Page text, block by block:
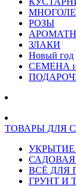
РОЗЫ
ЗЛАКИ
Новый год
СЕМЕНА
ТОВАРЫ ДЛЯ
ВСЁ ДЛЯ
ГРУНТ И